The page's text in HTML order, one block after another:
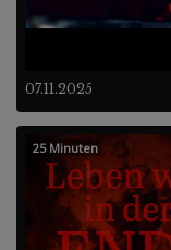
07.11.2025
25 Minuten